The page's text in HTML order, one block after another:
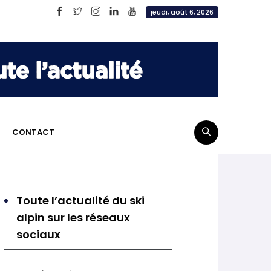
jeudi, août 6, 2026
CONTACT
Toute l’actualité du ski
alpin sur les réseaux
sociaux